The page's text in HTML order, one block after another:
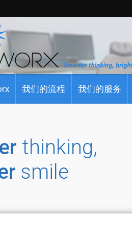
我们的流程 我们的服务
thinking,
smile